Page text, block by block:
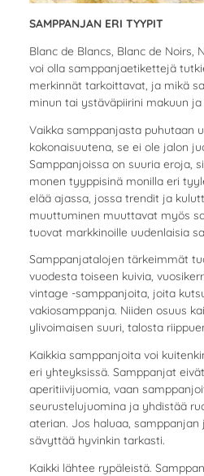
SAMPPANJAN ERI TYYPIT
Blanc de Blancs, Blanc de Noirs,
voi olla samppanjaetikettejä
merkinnät tarkoittavat, ja mikä
minun tai ystäväpiirini makuun
Vaikka samppanjasta puhutaan
kokonaisuutena, se ei ole jalon
Samppanjoissa on suuria eroja,
monen tyyppisinä monilla eri
elää ajassa, jossa trendit ja
muuttuminen muuttavat myös
tuovat markkinoille uudenlaisia
Samppanjatalojen tärkeimmät
vuodesta toiseen kuivia,
vintage -samppanjoita, joita
vakiosamppanja. Niiden osuus
ylivoimaisen suuri, talosta
Kaikkia samppanjoita voi
eri yhteyksissä. Samppanjat
aperitiivijuomia, vaan
seurustelujuomina ja yhdistää
aterian. Jos haluaa,
sävyttää hyvinkin tarkasti.
Kaikki lähtee rypäleistä.